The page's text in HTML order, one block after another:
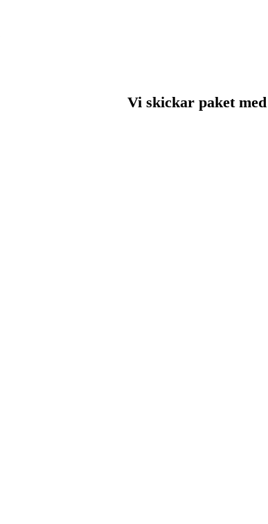
Vi skickar paket med